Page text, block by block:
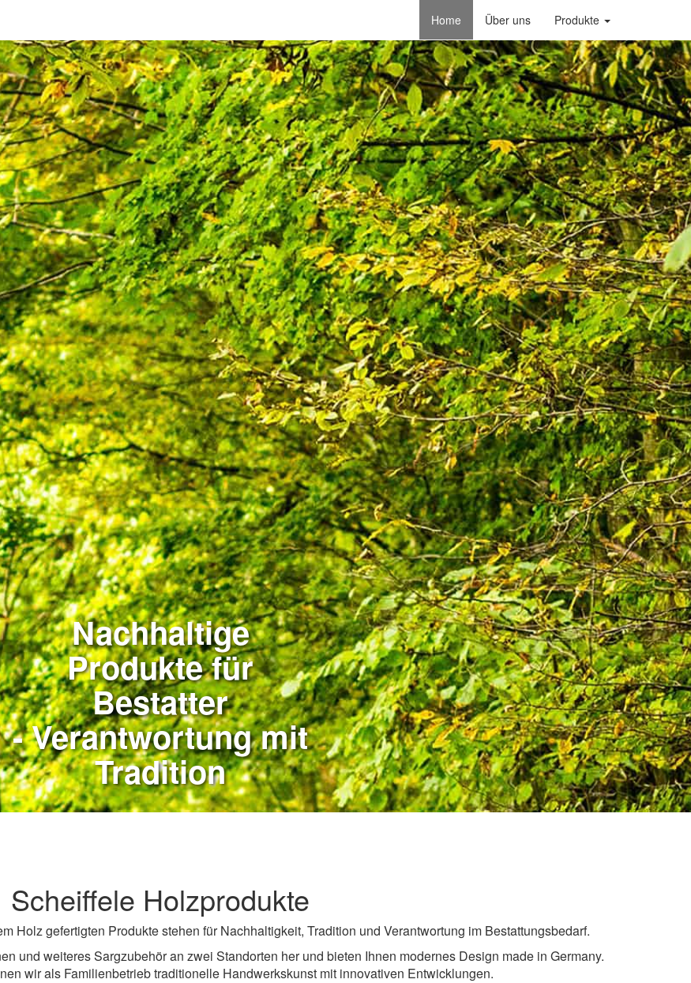
überspringen
Home Über uns Produkte
Nachhaltige
Produkte für
Bestatter
- Verantwortung mit
Tradition
Scheiffele Holzprodukte
Holz gefertigten Produkte stehen für Nachhaltigkeit, Tradition und Verantwortung im Bestattungsbedarf.
und weiteres Sargzubehör an zwei Standorten her und bieten Ihnen modernes Design made in Germany.
wir als Familienbetrieb traditionelle Handwerkskunst mit innovativen Entwicklungen.